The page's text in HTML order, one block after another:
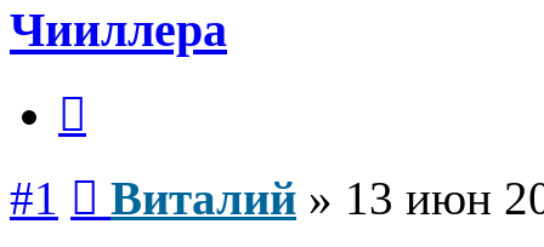
Чииллера
#1 Виталий » 13 июн